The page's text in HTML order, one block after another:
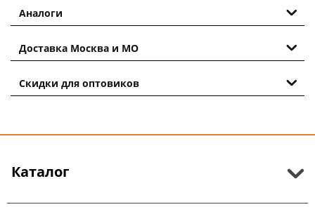
Аналоги
Доставка Москва и МО
Скидки для оптовиков
Каталог